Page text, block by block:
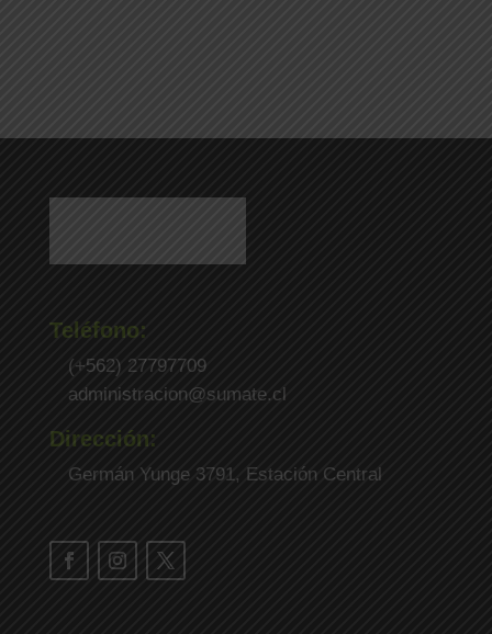
Teléfono:
(+562) 27797709
administracion@sumate.cl
Dirección:
Germán Yunge 3791, Estación Central